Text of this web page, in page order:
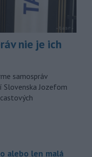
nie je ich
samospráv
Slovenska Jozefom
alebo len malá